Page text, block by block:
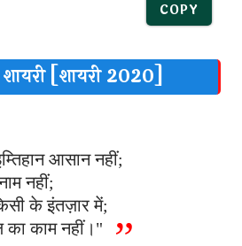
COPY
[शायरी 2020]
आसान नहीं;
नहीं;
के इंतज़ार में;
का काम नहीं।"